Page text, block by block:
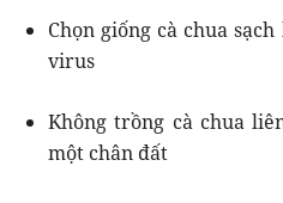
Chọn giống cà chua
virus
Không trồng cà chua
một chân đất